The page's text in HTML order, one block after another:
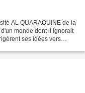
AL QUARAOUINE de la
monde dont il ignorait
ses idées vers